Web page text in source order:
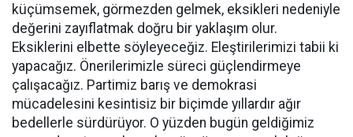
küçümsemek, görmezden gelmek, eksikleri nedeniyle
değerini zayıflatmak doğru bir yaklaşım olur.
Eksiklerini elbette söyleyeceğiz. Eleştirilerimizi tabii ki
yapacağız. Önerilerimizle süreci güçlendirmeye
çalışacağız. Partimiz barış ve demokrasi
mücadelesini kesintisiz bir biçimde yıllardır ağır
bedellerle sürdürüyor. O yüzden bugün geldiğimiz